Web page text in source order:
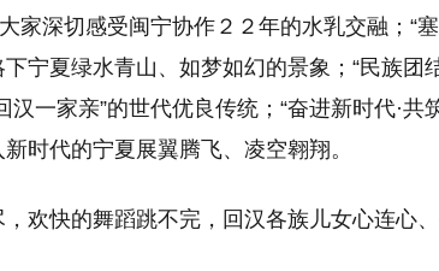
家深切感受闽宁协作２２年的水乳交融；“
宁夏绿水青山、如梦如幻的景象；“民族团
汉一家亲”的世代优良传统；“奋进新时代·共
时代的宁夏展翼腾飞、凌空翱翔。
欢快的舞蹈跳不完，回汉各族儿女心连心、